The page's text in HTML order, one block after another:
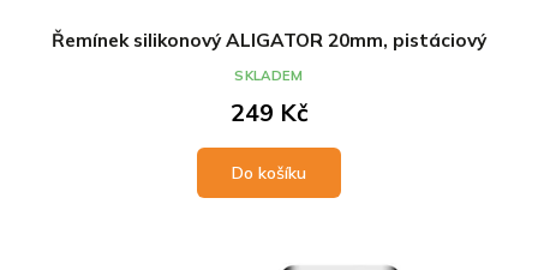
Řemínek silikonový ALIGATOR 20mm, pistáciový
249 Kč
Do košíku
SKLADEM